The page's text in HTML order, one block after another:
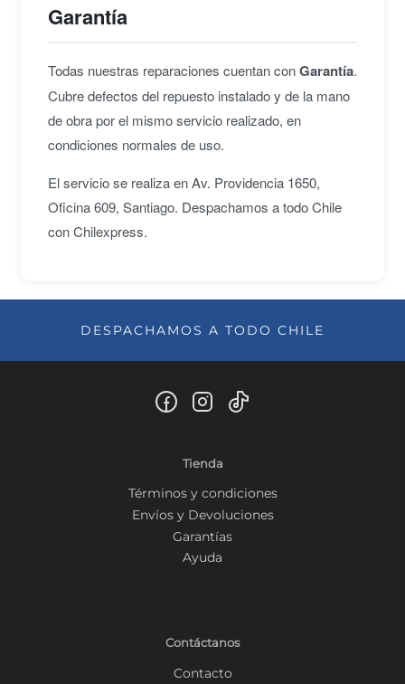
Garantía
Todas nuestras reparaciones cuentan conGarantía.
Cubre defectos del repuesto instalado y de la mano
de obra por el mismo servicio realizado, en
condiciones normales de uso.
El servicio se realiza en Av. Providencia 1650,
Oficina 609, Santiago. Despachamos a todo Chile
con Chilexpress.
DESPACHAMOS A TODO CHILE
Tienda
Términos y condiciones
Envíos y Devoluciones
Garantías
Ayuda
Contáctanos
Contacto